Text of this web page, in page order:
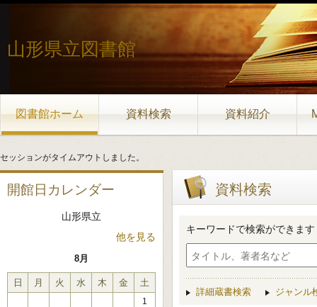
山形県立図書館
図書館ホーム 資料検索 資料紹介
セッションがタイムアウトしました。
開館日カレンダー
山形県立
他を見る
8月
日 月 火 水 木 金 土
1
資料検索
キーワードで検索ができます
詳細蔵書検索 ジャンル